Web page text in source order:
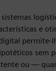
e
permite-
sem
ou —